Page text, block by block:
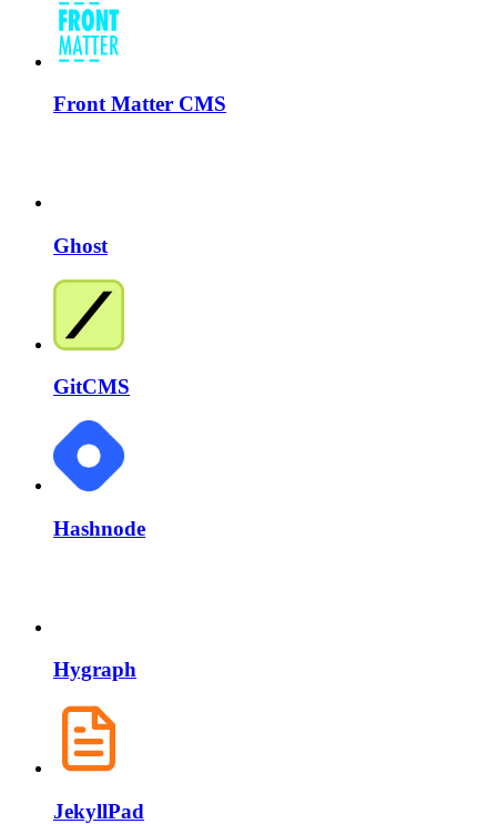
Front Matter CMS
Ghost
GitCMS
Hashnode
Hygraph
JekyllPad